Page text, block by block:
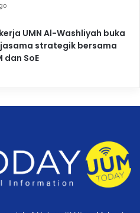
UMN Al-Washliyah buka
strategik bersama
dan SoE